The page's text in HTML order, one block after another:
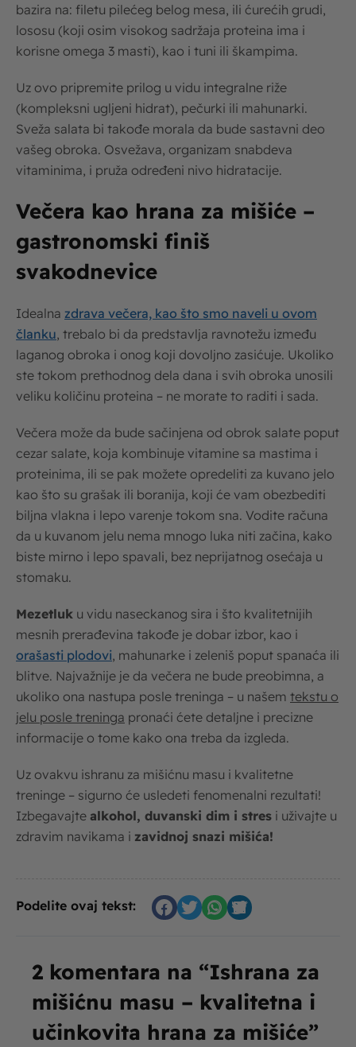
bazira na: filetu pilećeg belog mesa, ili ćurećih grudi,
lososu (koji osim visokog sadržaja proteina ima i
korisne omega 3 masti), kao i tuni ili škampima.
Uz ovo pripremite prilog u vidu integralne riže
(kompleksni ugljeni hidrat), pečurki ili mahunarki.
Sveža salata bi takođe morala da bude sastavni deo
vašeg obroka. Osvežava, organizam snabdeva
vitaminima, i pruža određeni nivo hidratacije.
Večera kao hrana za mišiće –
gastronomski finiš
svakodnevice
Idealna zdrava večera, kao što smo naveli u ovom
članku , trebalo bi da predstavlja ravnotežu između
laganog obroka i onog koji dovoljno zasićuje. Ukoliko
ste tokom prethodnog dela dana i svih obroka unosili
veliku količinu proteina – ne morate to raditi i sada.
Večera može da bude sačinjena od obrok salate poput
cezar salate, koja kombinuje vitamine sa mastima i
proteinima, ili se pak možete opredeliti za kuvano jelo
kao što su grašak ili boranija, koji će vam obezbediti
biljna vlakna i lepo varenje tokom sna. Vodite računa
da u kuvanom jelu nema mnogo luka niti začina, kako
biste mirno i lepo spavali, bez neprijatnog osećaja u
stomaku.
Mezetluk u vidu naseckanog sira i što kvalitetnijih
mesnih prerađevina takođe je dobar izbor, kao i
orašasti plodovi , mahunarke i zeleniš poput spanaća ili
blitve. Najvažnije je da večera ne bude preobimna, a
ukoliko ona nastupa posle treninga – u našem tekstu o
jelu posle treninga pronaći ćete detaljne i precizne
informacije o tome kako ona treba da izgleda.
Uz ovakvu ishranu za mišićnu masu i kvalitetne
treninge – sigurno će usledeti fenomenalni rezultati!
Izbegavajte alkohol, duvanski dim i stres i uživajte u
zdravim navikama i zavidnoj snazi mišića!
Podelite ovaj tekst:
2 komentara na “Ishrana za
mišićnu masu – kvalitetna i
učinkovita hrana za mišiće”